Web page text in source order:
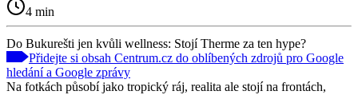
4 min
Do Bukurešti jen kvůli wellness: Stojí Therme za ten hype?
Přidejte si obsah Centrum.cz do oblíbených zdrojů pro Google
hledání a Google zprávy
Na fotkách působí jako tropický ráj, realita ale stojí na frontách,